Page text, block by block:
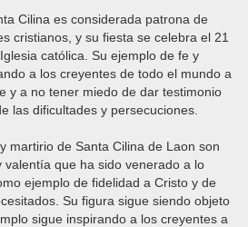
Cilina es considerada patrona de
cristianos, y su fiesta se celebra el 21
católica. Su ejemplo de fe y
a los creyentes de todo el mundo a
y a no tener miedo de dar testimonio
las dificultades y persecuciones.
martirio de Santa Cilina de Laon son
valentía que ha sido venerado a lo
ejemplo de fidelidad a Cristo y de
Su figura sigue siendo objeto
sigue inspirando a los creyentes a